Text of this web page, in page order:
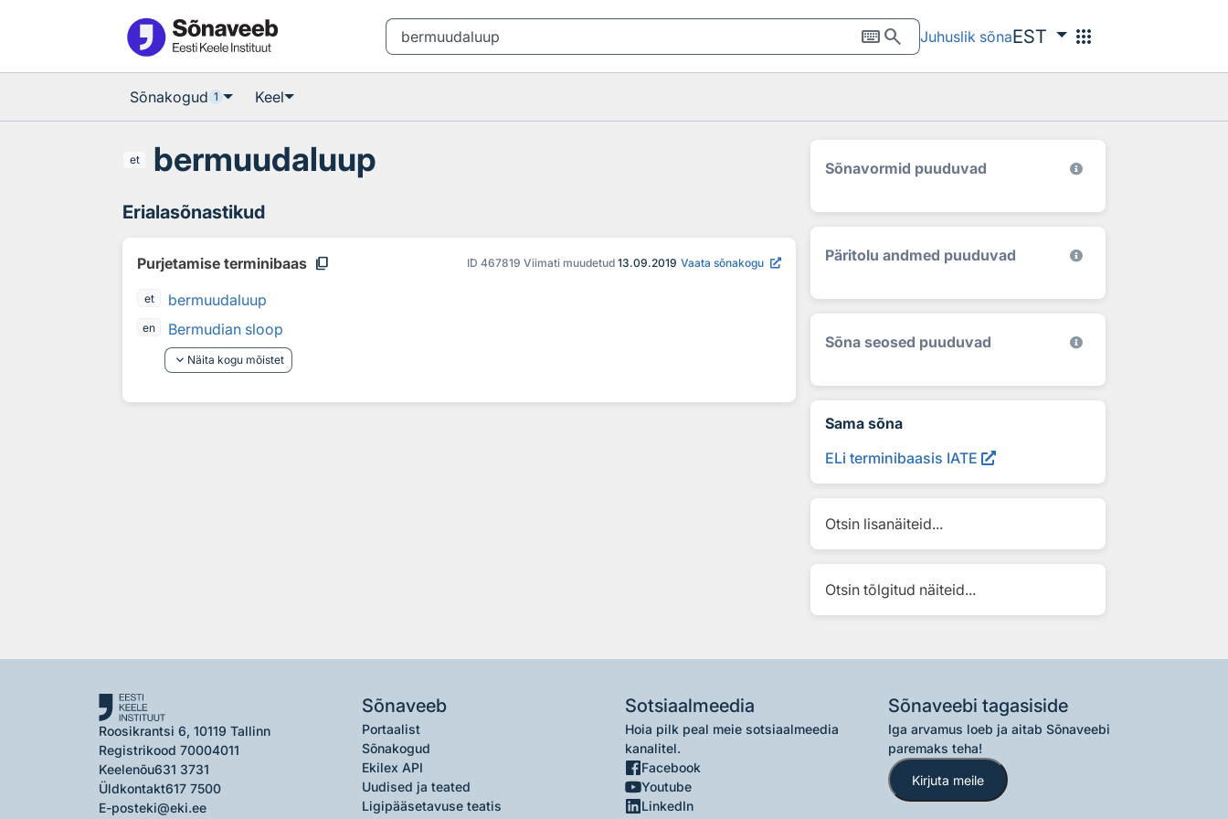
keyboardsearch Juhuslik sõnaEST apps
Sõnakogud 1 Keel
et bermuudaluup
Erialasõnastikud
Purjetamise terminibaas content_copy ID 467819 Viimati muudetud 13.09.2019 Vaata sõnakogu
et bermuudaluup
en
Bermudian sloop
keyboard_arrow_down Näita kogu mõistet
Sõnavormid puuduvad
Päritolu andmed puuduvad
Sõna seosed puuduvad
Sama sõna
ELi terminibaasis IATE
Otsin lisanäiteid...
Otsin tõlgitud näiteid...
Roosikrantsi 6, 10119 Tallinn
Registrikood 70004011
Keelenõu631 3731
Üldkontakt617 7500
E-posteki@eki.ee
Sõnaveeb
Portaalist
Sõnakogud
Ekilex API
Uudised ja teated
Ligipääsetavuse teatis
Sotsiaalmeedia
Hoia pilk peal meie sotsiaalmeedia
kanalitel.
Facebook
Youtube
LinkedIn
Sõnaveebi tagasiside
Iga arvamus loeb ja aitab Sõnaveebi
paremaks teha!
Kirjuta meile